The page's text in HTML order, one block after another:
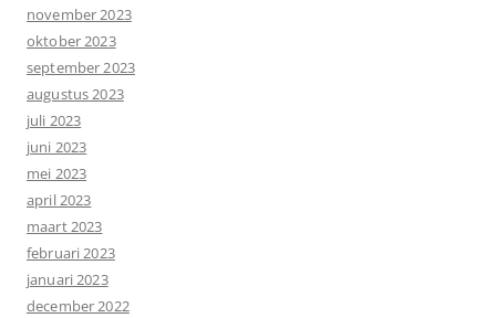
november 2023
oktober 2023
september 2023
augustus 2023
juli 2023
juni 2023
mei 2023
april 2023
maart 2023
februari 2023
januari 2023
december 2022